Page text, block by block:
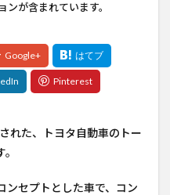
が含まれています。
れた、トヨタ自動車のトー
ンセプトとした車で、コン